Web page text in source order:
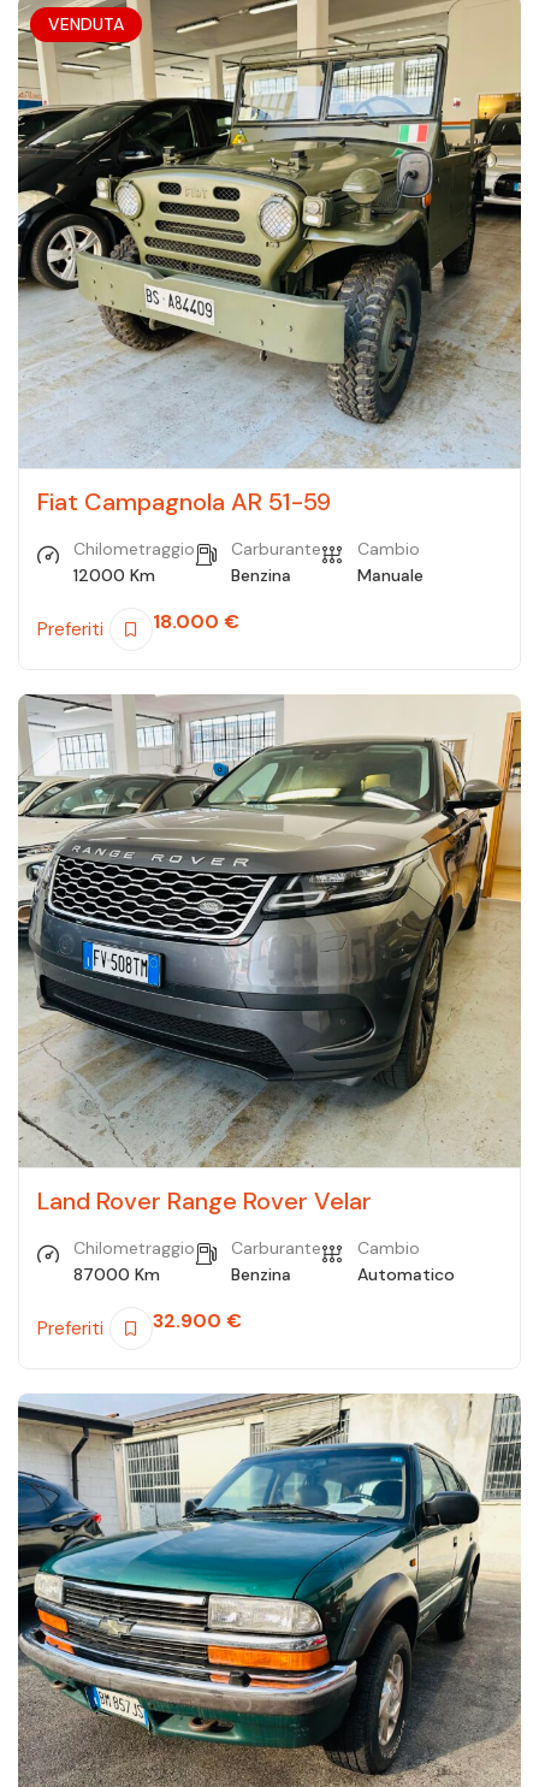
VENDUTA
Fiat Campagnola AR 51-59
Chilometraggio
12000 Km
Carburante
Benzina
Cambio
Manuale
Preferiti 18.000 €
Land Rover Range Rover Velar
Chilometraggio
87000 Km
Carburante
Benzina
Cambio
Automatico
Preferiti 32.900 €